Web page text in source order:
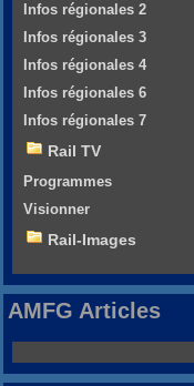
Infos régionales 2
Infos régionales 3
Infos régionales 4
Infos régionales 6
Infos régionales 7
Rail TV
Programmes
Visionner
Rail-Images
AMFG Articles